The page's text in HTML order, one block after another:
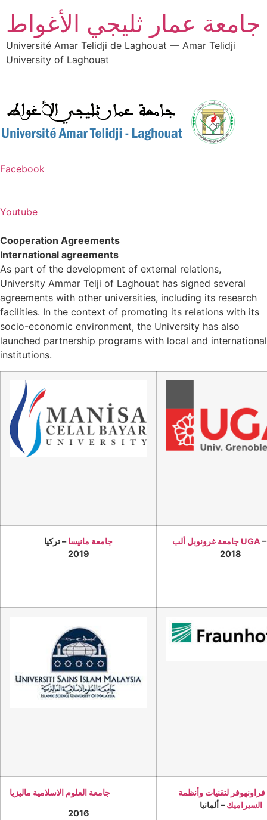
جامعة عمار ثليجي الأغواط
Université Amar Telidji de Laghouat — Amar Telidji
University of Laghouat
Facebook
Youtube
Cooperation Agreements
International agreements
As part of the development of external relations,
University Ammar Telji of Laghouat has signed several
agreements with other universities, including its research
facilities. In the context of promoting its relations with its
socio-economic environment, the University has also
launched partnership programs with local and international
institutions.
جامعة مانيسا– تركيا
2019
جامعة غرونوبل ألب UGA
2018
جامعة العلوم الاسلامية ماليزيا
2016
لتقنيات وأنظمة
السيراميك– ألمانيا